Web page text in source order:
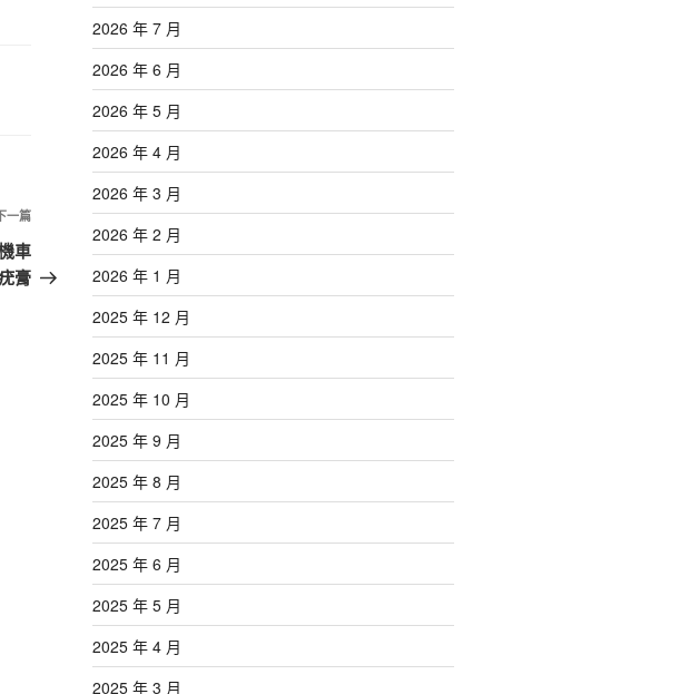
下
一
篇
一篇
車
膏
2026 年 7 月
2026 年 6 月
2026 年 5 月
2026 年 4 月
2026 年 3 月
2026 年 2 月
2026 年 1 月
2025 年 12 月
2025 年 11 月
2025 年 10 月
2025 年 9 月
2025 年 8 月
2025 年 7 月
2025 年 6 月
2025 年 5 月
2025 年 4 月
2025 年 3 月